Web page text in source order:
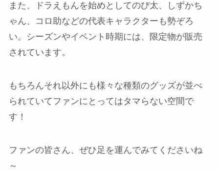
また、ドラえもんを始めとしてのび太、しずかち
ゃん、コロ助などの代表キャラクターも勢ぞろ
い。シーズンやイベント時期には、限定物が販売
されています。
もちろんそれ以外にも様々な種類のグッズが並べ
られていてファンにとってはタマらない空間で
す！
ファンの皆さん、ぜひ足を運んでみてくださいね
～